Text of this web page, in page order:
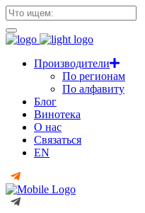
Производители
По регионам
По алфавиту
Блог
Винотека
О нас
Связаться
EN